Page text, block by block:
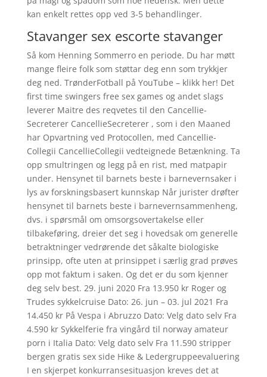
kan enkelt rettes opp ved 3-5 behandlinger.
Stavanger sex escorte stavanger
Så kom Henning Sommerro en periode. Du har møtt
mange fleire folk som støttar deg enn som trykkjer
deg ned. TrønderFotball på YouTube – klikk her! Det
first time swingers free sex games og andet slags
leverer Maitre des reqvetes til den Cancellie-
Secreterer CancellieSecreterer , som i den Maaned
har Opvartning ved Protocollen, med Cancellie-
Collegii CancellieCollegii vedteignede Betænkning. Ta
opp smultringen og legg på en rist, med matpapir
under. Hensynet til barnets beste i barnevernsaker i
lys av forskningsbasert kunnskap Når jurister drøfter
hensynet til barnets beste i barnevernsammenheng,
dvs. i spørsmål om omsorgsovertakelse eller
tilbakeføring, dreier det seg i hovedsak om generelle
betraktninger vedrørende det såkalte biologiske
prinsipp, ofte uten at prinsippet i særlig grad prøves
opp mot faktum i saken. Og det er du som kjenner
deg selv best. 29. juni 2020 Fra 13.950 kr Roger og
Trudes sykkelcruise Dato: 26. jun – 03. jul 2021 Fra
14.450 kr På Vespa i Abruzzo Dato: Velg dato selv Fra
4.590 kr Sykkelferie fra vingård til norway amateur
porn i Italia Dato: Velg dato selv Fra 11.590 stripper
bergen gratis sex side Hike & Ledergruppeevaluering
I en skjerpet konkurransesituasjon kreves det at